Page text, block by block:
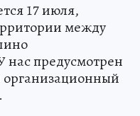
17 июля,
между
нас предусмотрен